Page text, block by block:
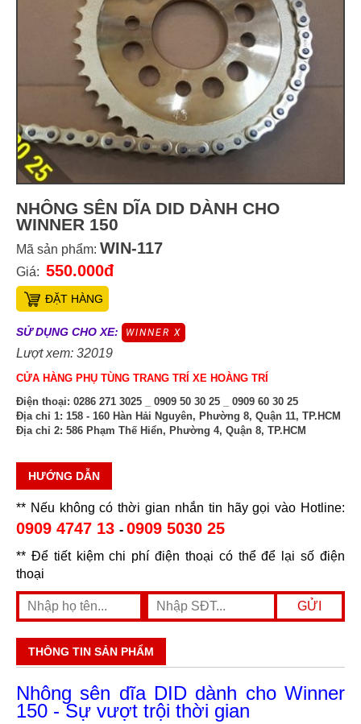
NHÔNG SÊN DĨA DID DÀNH CHO
WINNER 150
Mã sản phẩm: WIN-117
Giá: 550.000đ
ĐẶT HÀNG
SỬ DỤNG CHO XE: WINNER X
Lượt xem: 32019
CỬA HÀNG PHỤ TÙNG TRANG TRÍ XE HOÀNG TRÍ
Điện thoại: 0286 271 3025 _ 0909 50 30 25 _ 0909 60 30 25
Địa chỉ 1: 158 - 160 Hàn Hải Nguyên, Phường 8, Quận 11, TP.HCM
Địa chỉ 2: 586 Phạm Thế Hiển, Phường 4, Quận 8, TP.HCM
HƯỚNG DẪN
** Nếu không có thời gian nhắn tin hãy gọi vào Hotline:
0909 4747 13 - 0909 5030 25
** Để tiết kiệm chi phí điện thoại có thể để lại số điện
thoại
THÔNG TIN SẢN PHẨM
Nhông sên dĩa DID dành cho Winner
150 - Sự vượt trội thời gian